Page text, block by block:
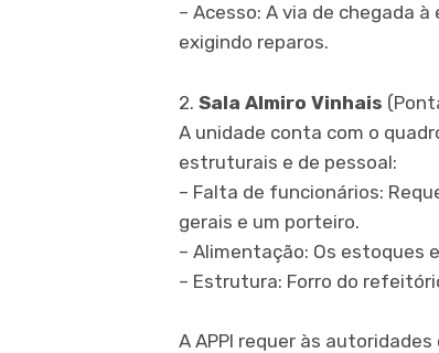
– Acesso: A via de chegada
exigindo reparos.
2. Sala Almiro Vinhais
A unidade conta com o
estruturais e de pessoal:
– Falta de funcionários:
gerais e um porteiro.
– Alimentação: Os estoques
– Estrutura: Forro do
A APPI requer às